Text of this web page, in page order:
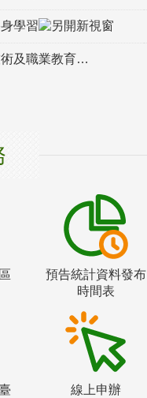
學習
及職業教育
預告統計資料發布
時間表
線上申辦